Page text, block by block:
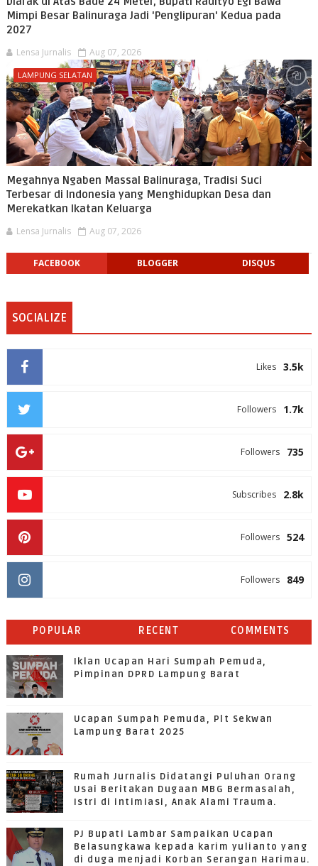
Mimpi Besar Balinuraga Jadi 'Penglipuran' Kedua pada
2027
Lensa Jurnalis Aug 07, 2026
LAMPUNG SELATAN
Megahnya Ngaben Massal Balinuraga, Tradisi Suci
Terbesar di Indonesia yang Menghidupkan Desa dan
Merekatkan Ikatan Keluarga
Lensa Jurnalis Aug 07, 2026
FACEBOOK BLOGGER DISQUS
SOCIALIZE
3.5k
Likes
1.7k
Followers
735
Followers
2.8k
Subscribes
524
Followers
849
Followers
POPULAR RECENT COMMENTS
Iklan Ucapan Hari Sumpah Pemuda,
Pimpinan DPRD Lampung Barat
Ucapan Sumpah Pemuda, Plt Sekwan
Lampung Barat 2025
Rumah Jurnalis Didatangi Puluhan Orang
Usai Beritakan Dugaan MBG Bermasalah,
Istri di intimiasi, Anak Alami Trauma.
PJ Bupati Lambar Sampaikan Ucapan
Belasungkawa kepada karim yulianto yang
di duga menjadi Korban Serangan Harimau.